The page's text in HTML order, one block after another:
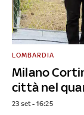
Milano
città nel
LOMBARDIA
23 set - 16:25